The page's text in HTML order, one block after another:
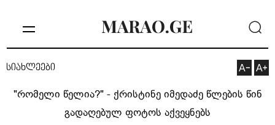
სიახლეები
"რომელი წელია?" - ქრისტინე იმედაძე წლების წინ
გადაღებულ ფოტოს აქვეყნებს